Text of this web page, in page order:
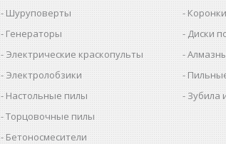
Шуруповерты
Генераторы
Электрические краскопульты
Электролобзики
Настольные пилы
Торцовочные пилы
Бетоносмесители
Диски
Зубила